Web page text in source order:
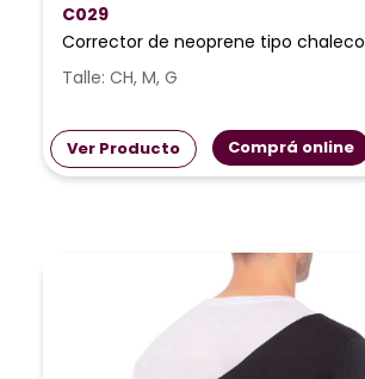
C029
Corrector de neoprene tipo chaleco
Talle: CH, M, G
Ver Producto Comprá online